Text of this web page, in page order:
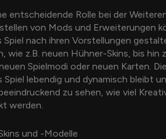
entscheidende Rolle bei der
von Mods und Erweiterungen
Spiel nach ihren Vorstellungen
wie z.B. neuen Hühner-Skins, bis hin
Spielmodi oder neuen Karten.
Spiel lebendig und dynamisch bleibt
zu sehen, wie viel
werden.
und -Modelle